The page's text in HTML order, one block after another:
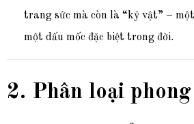
trang sức mà còn là “kỷ vật” –
một dấu mốc đặc biệt trong đời.
2. Phân loại phong